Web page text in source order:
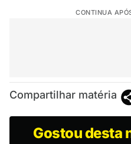
CONTINUA
Compartilhar matéria
Gostou desta